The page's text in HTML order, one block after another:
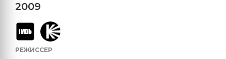
2009
РЕЖИССЕР